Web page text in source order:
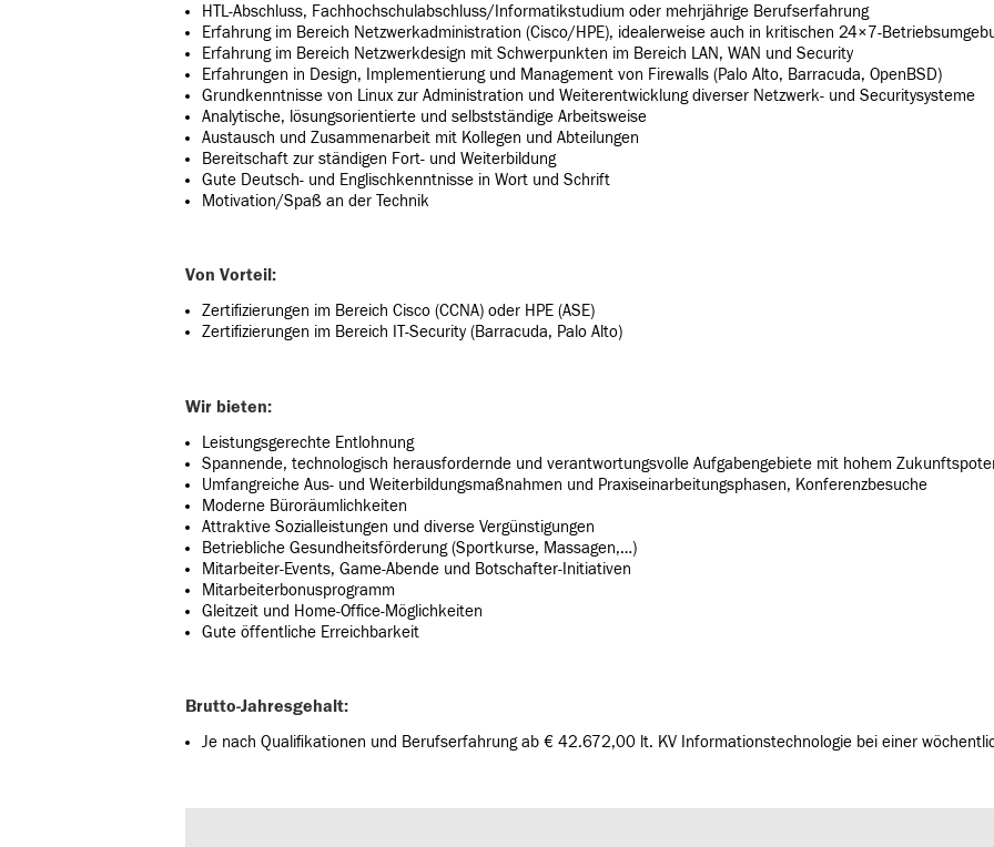
HTL-Abschluss, Fachhochschulabschluss/Informatikstudium oder mehrjährige Berufserfahrung
Erfahrung im Bereich Netzwerkadministration (Cisco/HPE), idealerweise auch in kritischen 24×7-
Erfahrung im Bereich Netzwerkdesign mit Schwerpunkten im Bereich LAN, WAN und Security
Erfahrungen in Design, Implementierung und Management von Firewalls (Palo Alto, Barracuda, OpenBSD)
Grundkenntnisse von Linux zur Administration und Weiterentwicklung diverser Netzwerk- und Securitysysteme
Analytische, lösungsorientierte und selbstständige Arbeitsweise
Austausch und Zusammenarbeit mit Kollegen und Abteilungen
Bereitschaft zur ständigen Fort- und Weiterbildung
Gute Deutsch- und Englischkenntnisse in Wort und Schrift
Motivation/Spaß an der Technik
Von Vorteil:
Zertifizierungen im Bereich Cisco (CCNA) oder HPE (ASE)
Zertifizierungen im Bereich IT-Security (Barracuda, Palo Alto)
Wir bieten:
Leistungsgerechte Entlohnung
Spannende, technologisch herausfordernde und verantwortungsvolle Aufgabengebiete mit hohem
Umfangreiche Aus- und Weiterbildungsmaßnahmen und Praxiseinarbeitungsphasen, Konferenzbesuche
Moderne Büroräumlichkeiten
Attraktive Sozialleistungen und diverse Vergünstigungen
Betriebliche Gesundheitsförderung (Sportkurse, Massagen,…)
Mitarbeiter-Events, Game-Abende und Botschafter-Initiativen
Mitarbeiterbonusprogramm
Gleitzeit und Home-Office-Möglichkeiten
Gute öffentliche Erreichbarkeit
Brutto-Jahresgehalt:
Je nach Qualifikationen und Berufserfahrung ab € 42.672,00 lt. KV Informationstechnologie bei einer